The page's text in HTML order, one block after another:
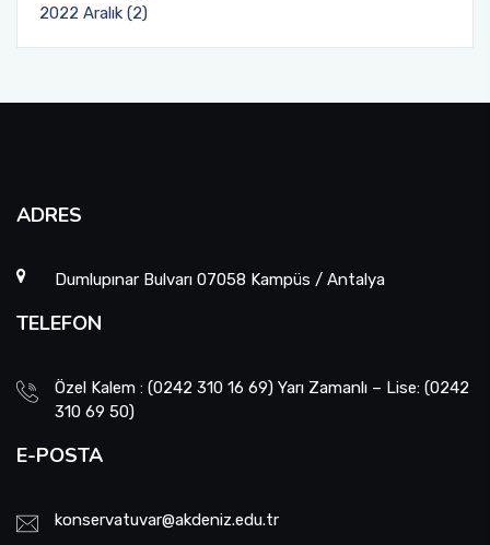
2022 Aralık (2)
ADRES
Dumlupınar Bulvarı 07058 Kampüs / Antalya
TELEFON
Özel Kalem : (0242 310 16 69) Yarı Zamanlı – Lise: (0242
310 69 50)
E-POSTA
konservatuvar@akdeniz.edu.tr